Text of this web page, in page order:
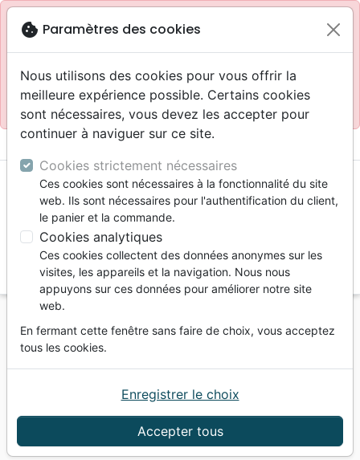
blockSite réservé aux professionnels
Accès pour les professionnels : Se connecter
Site pour le grand public : La Maison de la Bible
menu
Vous ne pouvez pas créer de nouvelle commande
depuis votre pays (United States).
Edification
Divers Thèmes
Lire la Bible sans filtre - Quand nos lunettes
occidentales nous (dés)orientent
cookie Paramètres des cookies
Nous utilisons des cookies pour vous offrir la
meilleure expérience possible. Certains cookies
sont nécessaires, vous devez les accepter pour
continuer à naviguer sur ce site.
Cookies strictement nécessaires
Ces cookies sont nécessaires à la fonctionnalité du site
web. Ils sont nécessaires pour l'authentification du client,
le panier et la commande.
Cookies analytiques
Ces cookies collectent des données anonymes sur les
visites, les appareils et la navigation. Nous nous
appuyons sur ces données pour améliorer notre site
web.
En fermant cette fenêtre sans faire de choix, vous acceptez
tous les cookies.
Accepter tous
Enregistrer le choix